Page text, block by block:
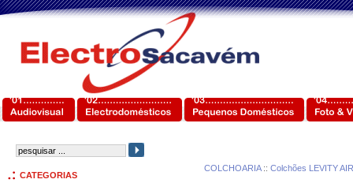
CATEGORIAS
COLCHOARIA:: Colchões LEVITY